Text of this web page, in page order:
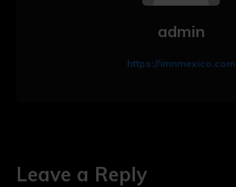
Leave a Reply
admin
https://imnmexico.com